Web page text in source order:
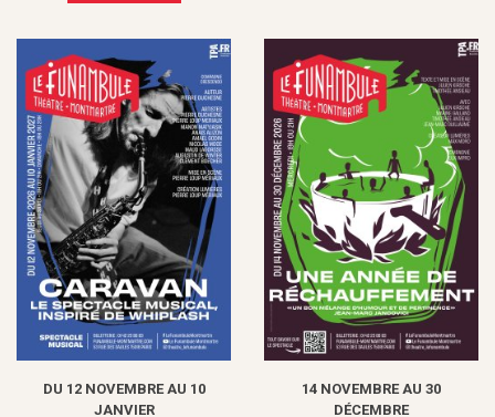
DU 12 NOVEMBRE AU 10
JANVIER
14 NOVEMBRE AU 30
DÉCEMBRE